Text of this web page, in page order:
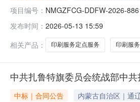
项目编号： NMGZFCG-DDFW-2026-
发布时间： 2026-05-13 15:59
相关产品：
印刷服务定点服务 印刷服务
中共扎鲁特旗委员会统战部中
中标｜合同公告 内蒙古自治区｜通